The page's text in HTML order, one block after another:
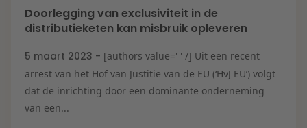
Doorlegging van exclusiviteit in de
distributieketen kan misbruik opleveren
5 maart 2023 - [authors value=' ' /] Uit een recent
arrest van het Hof van Justitie van de EU (‘HvJ EU’) volgt
dat de inrichting door een dominante onderneming
van een...